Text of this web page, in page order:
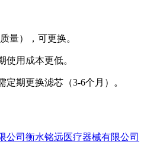
量），可更换。
使用成本更低。
期更换滤芯（3-6个月）。
公司 衡水铭远医疗器械有限公司